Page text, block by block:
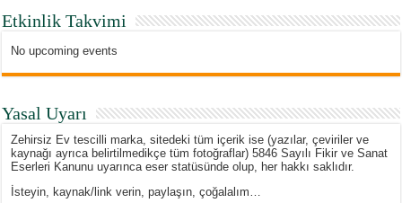
Etkinlik Takvimi
No upcoming events
Yasal Uyarı
Zehirsiz Ev tescilli marka, sitedeki tüm içerik ise (yazılar, çeviriler ve
kaynağı ayrıca belirtilmedikçe tüm fotoğraflar) 5846 Sayılı Fikir ve Sanat
Eserleri Kanunu uyarınca eser statüsünde olup, her hakkı saklıdır.
İsteyin, kaynak/link verin, paylaşın, çoğalalım…